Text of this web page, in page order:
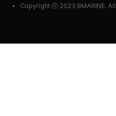
Copyright ⓒ 2023 BMARINE.